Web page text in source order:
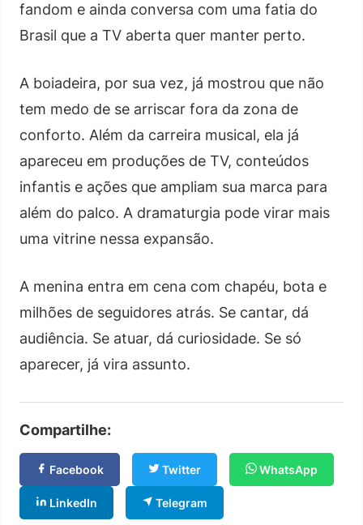
fandom e ainda conversa com uma fatia do
Brasil que a TV aberta quer manter perto.
A boiadeira, por sua vez, já mostrou que não
tem medo de se arriscar fora da zona de
conforto. Além da carreira musical, ela já
apareceu em produções de TV, conteúdos
infantis e ações que ampliam sua marca para
além do palco. A dramaturgia pode virar mais
uma vitrine nessa expansão.
A menina entra em cena com chapéu, bota e
milhões de seguidores atrás. Se cantar, dá
audiência. Se atuar, dá curiosidade. Se só
aparecer, já vira assunto.
Compartilhe:
Facebook Twitter WhatsApp
LinkedIn Telegram